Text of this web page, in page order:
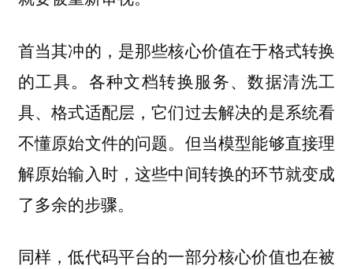
首当其冲的，是那些核心价值在于格式转换
的工具。各种文档转换服务、数据清洗工
具、格式适配层，它们过去解决的是系统看
不懂原始文件的问题。但当模型能够直接理
解原始输入时，这些中间转换的环节就变成
了多余的步骤。
同样，低代码平台的一部分核心价值也在被